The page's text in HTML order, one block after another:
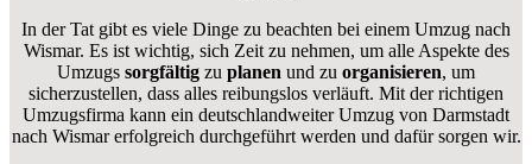
In der Tat gibt es viele Dinge zu beachten bei einem Umzug nach
Wismar. Es ist wichtig, sich Zeit zu nehmen, um alle Aspekte des
Umzugs sorgfältig zu planen und zu organisieren, um
sicherzustellen, dass alles reibungslos verläuft. Mit der richtigen
Umzugsfirma kann ein deutschlandweiter Umzug von Darmstadt
nach Wismar erfolgreich durchgeführt werden und dafür sorgen wir.